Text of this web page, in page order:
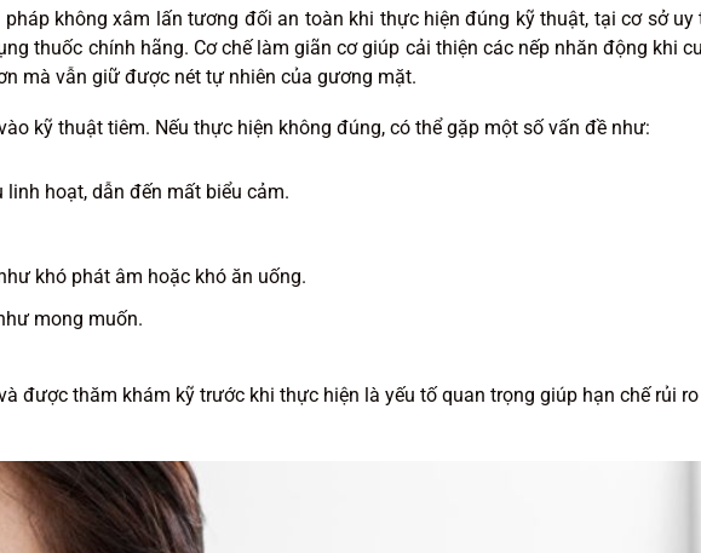
không xâm lấn tương đối an toàn khi thực hiện đúng kỹ thuật, tại cơ sở uy
thuốc chính hãng. Cơ chế làm giãn cơ giúp cải thiện các nếp nhăn động khi
mà vẫn giữ được nét tự nhiên của gương mặt.
kỹ thuật tiêm. Nếu thực hiện không đúng, có thể gặp một số vấn đề như:
linh hoạt, dẫn đến mất biểu cảm.
khó phát âm hoặc khó ăn uống.
mong muốn.
được thăm khám kỹ trước khi thực hiện là yếu tố quan trọng giúp hạn chế rủi